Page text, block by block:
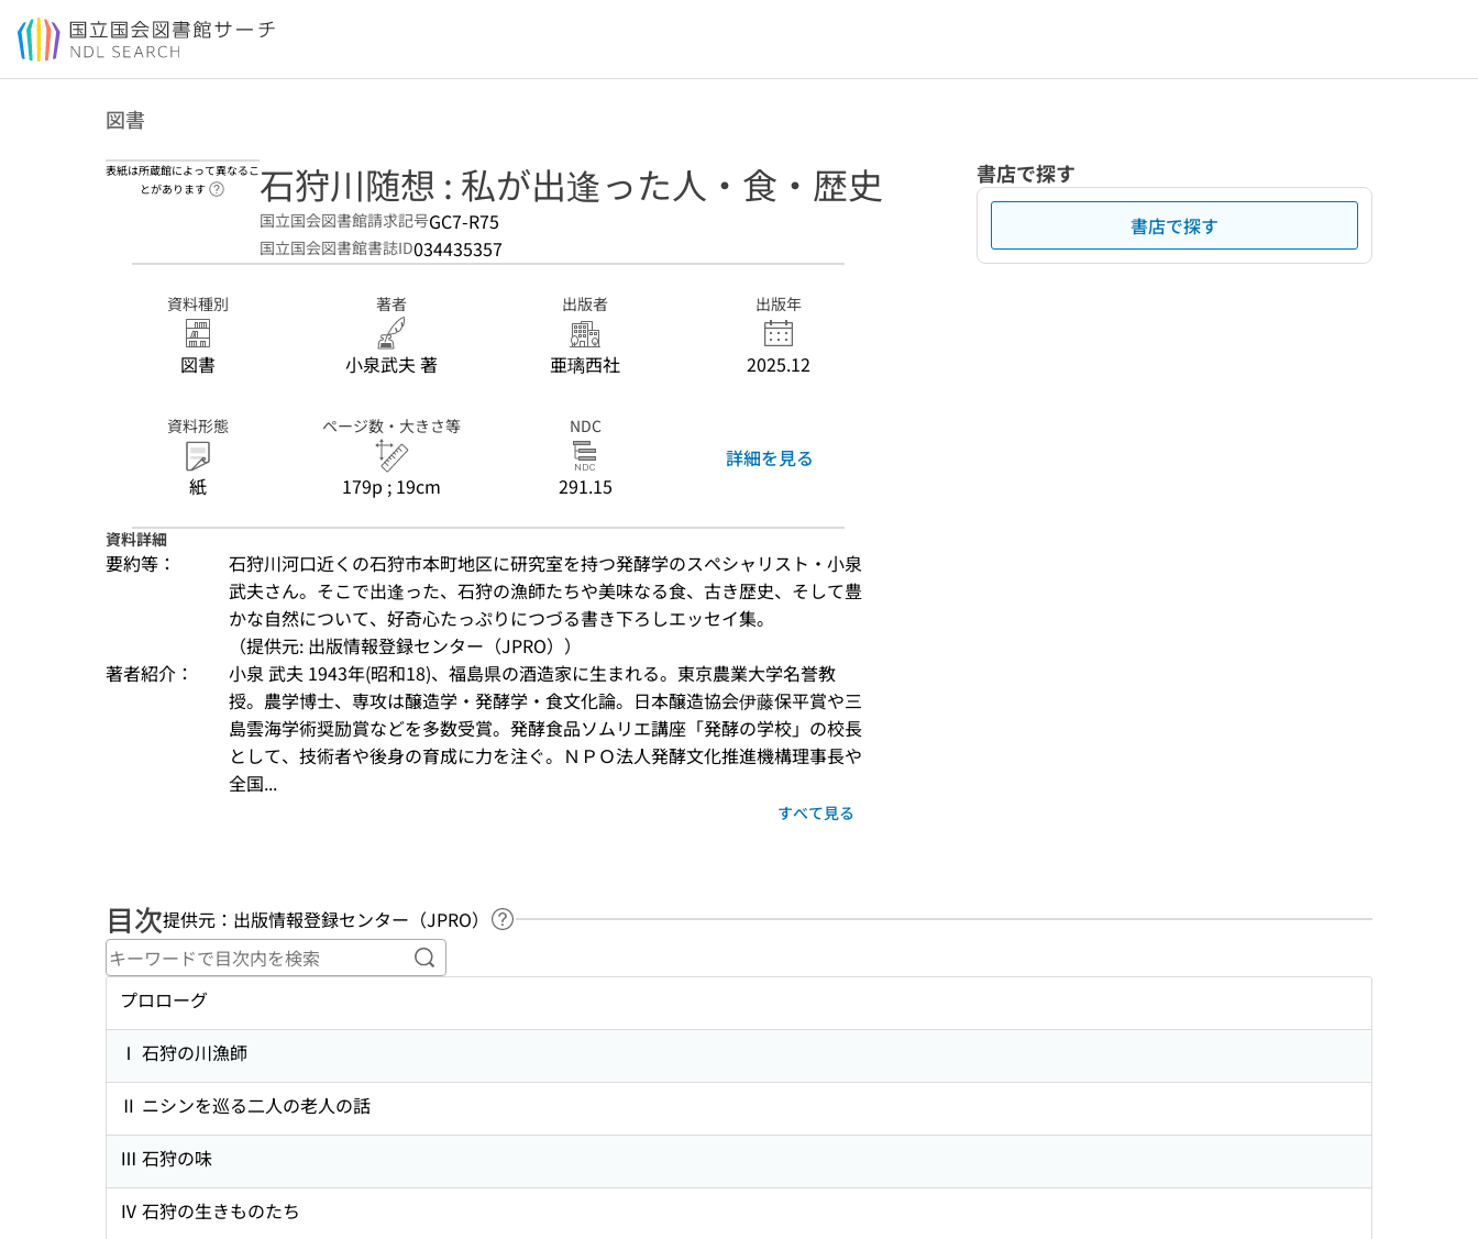
本文へ移動
図書
表紙は所蔵館によって異なるこ
とがあります
ヘルプページへのリンク
石狩川随想 : 私が出逢った人・食・歴史
国立国会図書館請求記号GC7-R75
国立国会図書館書誌ID034435357
資料種別
図書
著者
小泉武夫 著
出版者
亜璃西社
出版年
2025.12
資料形態
紙
ページ数・大きさ等
179p ; 19cm
NDC
291.15
詳細を見る
資料詳細
要約等：
石狩川河口近くの石狩市本町地区に研究室を持つ発酵学のスペシャリスト・小泉
武夫さん。そこで出逢った、石狩の漁師たちや美味なる食、古き歴史、そして豊
かな自然について、好奇心たっぷりにつづる書き下ろしエッセイ集。
（提供元: 出版情報登録センター（JPRO））
著者紹介：
小泉 武夫 1943年(昭和18)、福島県の酒造家に生まれる。東京農業大学名誉教
授。農学博士、専攻は醸造学・発酵学・食文化論。日本醸造協会伊藤保平賞や三
島雲海学術奨励賞などを多数受賞。発酵食品ソムリエ講座「発酵の学校」の校長
として、技術者や後身の育成に力を注ぐ。ＮＰＯ法人発酵文化推進機構理事長や
全国...
すべて見る
書店で探す
書店で探す
目次提供元：出版情報登録センター（JPRO）
ヘルプページへのリンク
キーワードで目次内を検索
プロローグ
Ⅰ 石狩の川漁師
Ⅱ ニシンを巡る二人の老人の話
Ⅲ 石狩の味
Ⅳ 石狩の生きものたち